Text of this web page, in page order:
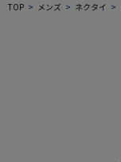
TOP メンズ ネクタイ